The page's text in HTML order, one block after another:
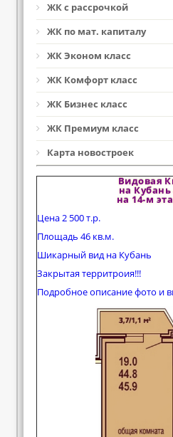
ЖК с рассрочкой
ЖК по мат. капиталу
ЖК Эконом класс
ЖК Комфорт класс
ЖК Бизнес класс
ЖК Премиум класс
Карта новостроек
Видовая
на
на 14-м
Цена 2 500 т.р.
Площадь 46 кв.м.
Шикарный вид на Кубань
Закрытая территроия!!!
Подробное описание фото и